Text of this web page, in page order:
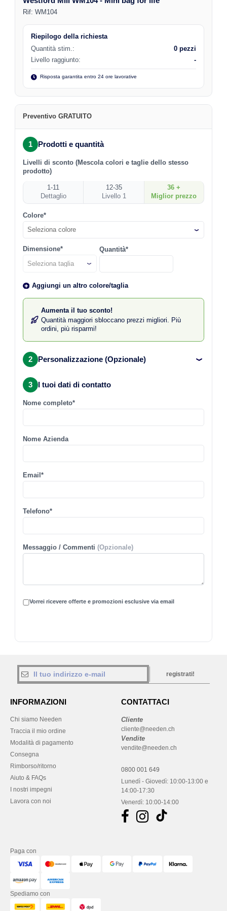
Rif:WM104
Riepilogo della richiesta
Quantità stim.:
0 pezzi
Livello raggiunto:
-
Risposta garantita entro 24 ore lavorative
Preventivo GRATUITO
1 Prodotti e quantità
Livelli di sconto (Mescola colori e taglie dello stesso
prodotto)
1-11
Dettaglio
12-35
Livello 1
36 +
Miglior prezzo
Colore*
Seleziona colore
Dimensione* Quantità*
Aggiungi un altro colore/taglia
Aumenta il tuo sconto!
Quantità maggiori sbloccano prezzi migliori. Più
ordini, più risparmi!
2 Personalizzazione (Opzionale)
3 I tuoi dati di contatto
Nome completo*
Nome Azienda
Email*
Telefono*
Messaggio / Commenti(Opzionale)
Vorrei ricevere offerte e promozioni esclusive via email
registrati!
INFORMAZIONI
Chi siamo Needen
Traccia il mio ordine
Modalità di pagamento
Consegna
Rimborso/ritorno
Aiuto & FAQs
I nostri impegni
Lavora con noi
CONTATTACI
Cliente
cliente@needen.ch
Vendite
vendite@needen.ch
0800 001 649
Lunedì - Giovedì: 10:00-13:00 e
14:00-17:30
Venerdì: 10:00-14:00
Paga con
Spediamo con